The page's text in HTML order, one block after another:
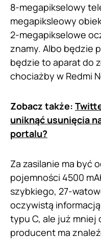
8-megapikselowy
megapiksleowy
2-megapikselowe
znamy. Albo będzie
będzie to aparat do
chociażby w Redmi
Zobacz także:
uniknąć usunięcia
portalu?
Za zasilanie ma być
pojemności 4500
szybkiego, 27-
oczywistą
typu C, ale już
producent ma